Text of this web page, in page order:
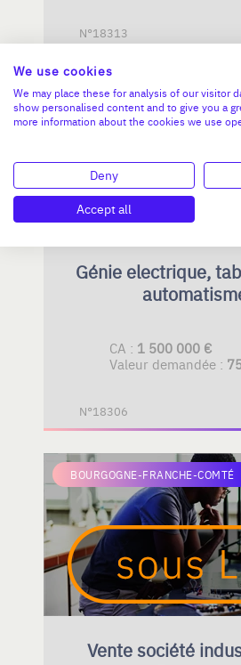
N°18313
AUVERGNE-RHÔNE-ALPES
Génie electrique,
CA : 1 500 000 €
Valeur demandée :
N°18306
BOURGOGNE-FRANCHE-COMTÉ
Vente société
We use cookies
We may place these for analysis of our visitor
show personalised content and to give you a
more information about the cookies we use
Deny
Accept all